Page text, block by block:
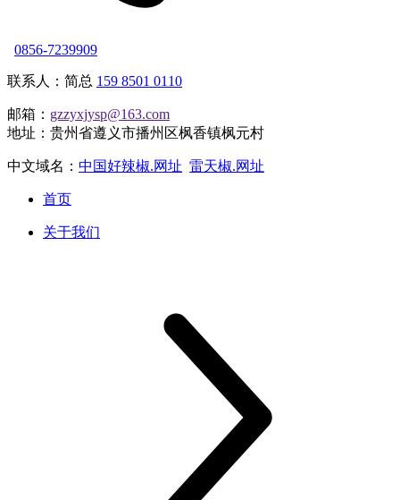
0856-7239909
联系人：简总 159 8501 0110
邮箱： gzzyxjysp@163.com
地址：贵州省遵义市播州区枫香镇枫元村
中文域名： 中国好辣椒.网址 雷天椒.网址
首页
关于我们